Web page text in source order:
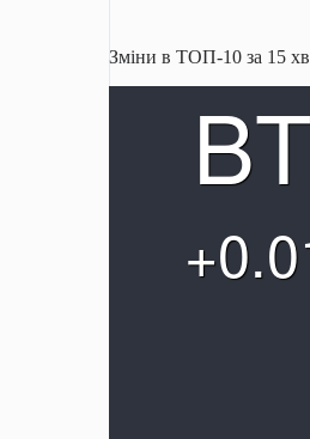
Зміни в ТОП-10 за 15 хв